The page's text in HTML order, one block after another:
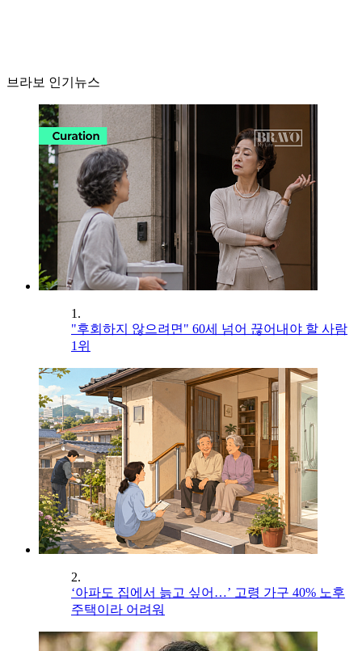
브라보 인기뉴스
1.
"후회하지 않으려면" 60세 넘어 끊어내야 할 사람
1위
2.
‘아파도 집에서 늙고 싶어…’ 고령 가구 40% 노후
주택이라 어려워